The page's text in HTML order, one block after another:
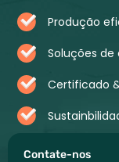
Contate-nos
Produção
Soluções
Certificado